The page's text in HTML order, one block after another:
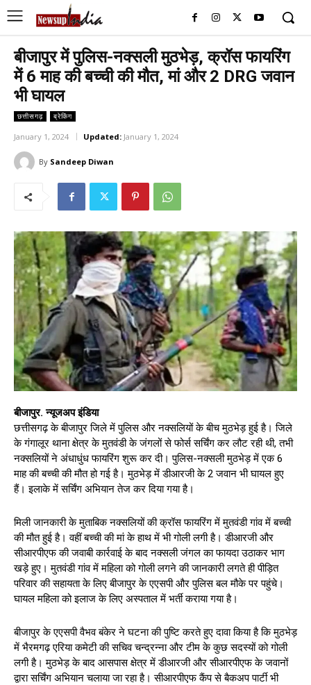
बीजापुर में पुलिस-नक्सली मुठभेड़, क्रॉस फायरिंग
में 6 माह की बच्ची की मौत, मां और 2 DRG जवान
भी घायल
छत्तीसगढ़ ब्रेकिंग
January 1, 2024 Updated: January 1, 2024
By Sandeep Diwan
बीजापुर. न्यूजअप इंडिया
छत्तीसगढ़ के बीजापुर जिले में पुलिस और नक्सलियों के बीच मुठभेड़ हुई है। जिले
के गंगालूर थाना क्षेत्र के मुतवंडी के जंगलों से फोर्स सर्चिंग कर लौट रही थी, तभी
नक्सलियों ने अंधाधुंध फायरिंग शुरू कर दी। पुलिस-नक्सली मुठभेड़ में एक 6
माह की बच्ची की मौत हो गई है। मुठभेड़ में डीआरजी के 2 जवान भी घायल हुए
हैं। इलाके में सर्चिंग अभियान तेज कर दिया गया है।
मिली जानकारी के मुताबिक नक्सलियों की क्रॉस फायरिंग में मुतवंडी गांव में बच्ची
की मौत हुई है। वहीं बच्ची की मां के हाथ में भी गोली लगी है। डीआरजी और
सीआरपीएफ की जवाबी कार्रवाई के बाद नक्सली जंगल का फायदा उठाकर भाग
खड़े हुए। मुतवंडी गांव में महिला को गोली लगने की जानकारी लगते ही पीड़ित
परिवार की सहायता के लिए बीजापुर के एएसपी और पुलिस बल मौके पर पहुंचे।
घायल महिला को इलाज के लिए अस्पताल में भर्ती कराया गया है।
बीजापुर के एएसपी वैभव बंकेर ने घटना की पुष्टि करते हुए दावा किया है कि मुठभेड़
में भैरमगढ़ एरिया कमेटी की सचिव चन्द्रन्ना और टीम के कुछ सदस्यों को गोली
लगी है। मुठभेड़ के बाद आसपास क्षेत्र में डीआरजी और सीआरपीएफ के जवानों
द्वारा सर्चिंग अभियान चलाया जा रहा है। सीआरपीएफ कैंप से बैकअप पार्टी भी